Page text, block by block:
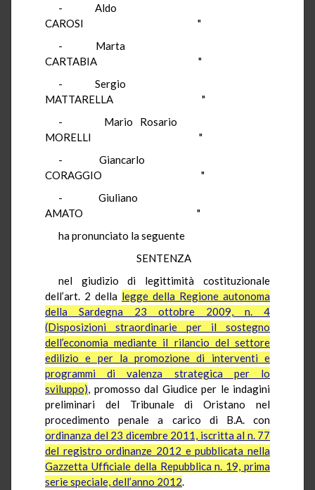
-
Aldo
CAROSI
"
-
Marta
CARTABIA
"
-
Sergio
MATTARELLA
"
-
Mario Rosario
MORELLI
"
-
Giancarlo
CORAGGIO
"
-
Giuliano
AMATO
"
ha pronunciato la seguente
SENTENZA
nel giudizio di legittimità costituzionale
dell’art. 2 della legge della Regione autonoma
della Sardegna 23 ottobre 2009, n. 4
(Disposizioni straordinarie per il sostegno
dell’economia mediante il rilancio del settore
edilizio e per la promozione di interventi e
programmi di valenza strategica per lo
sviluppo), promosso dal Giudice per le indagini
preliminari del Tribunale di Oristano nel
procedimento penale a carico di B.A. con
ordinanza del 23 dicembre 2011, iscritta al n. 77
del registro ordinanze 2012 e pubblicata nella
Gazzetta Ufficiale della Repubblica n. 19, prima
serie speciale, dell’anno 2012.